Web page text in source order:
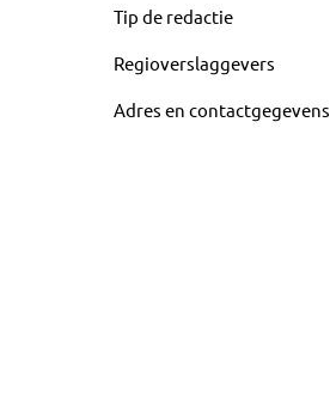
Tip de redactie
Regioverslaggevers
Adres en contactgegevens